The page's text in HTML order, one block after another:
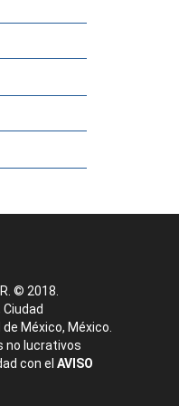
© 2018.
México, México.
no lucrativos
con el AVISO